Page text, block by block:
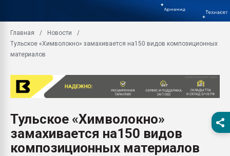
заводу пластмасс"
28.07.2026
первый план в
28.07.2026
ситуацией на
Всё, что касается
Главная
Новости
Тульское «Химволокно» замахивается на150 видов композиционных
материалов
Тульское «Химволокно»
замахивается на150 видов
композиционных материалов